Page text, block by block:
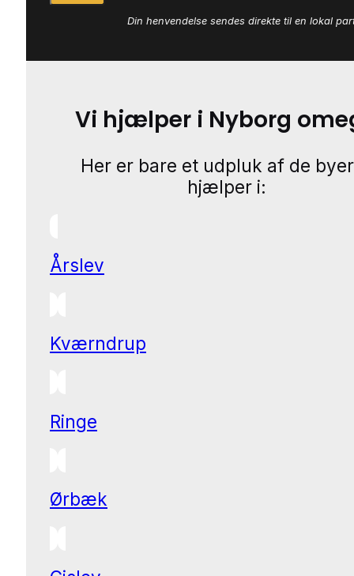
Din henvendelse sendes direkte til en lokal
Vi hjælper i Nyborg
Her er bare et udpluk af de
hjælper i:
Årslev
Kværndrup
Ringe
Ørbæk